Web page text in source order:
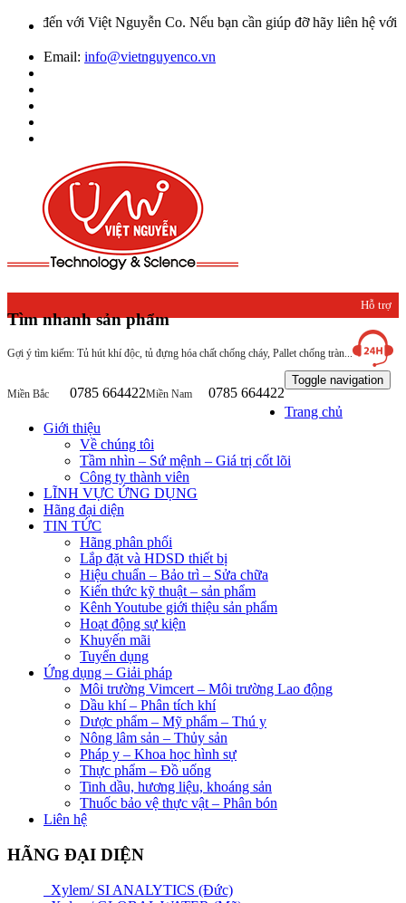
Nguyễn Co. Nếu bạn cần giúp đỡ hãy liên hệ với chúng tôi qua
Email: info@vietnguyenco.vn
Tìm nhanh sản phẩm
Gợi ý tìm kiếm: Tủ hút khí độc, tủ đựng hóa chất chống cháy, Pallet chống tràn...
Hỗ trợ
khách
hàng
Miền Bắc 0785 664422Miền Nam 0785 664422
Toggle navigation
Trang chủ
Giới thiệu
Về chúng tôi
Tầm nhìn – Sứ mệnh – Giá trị cốt lõi
Công ty thành viên
LĨNH VỰC ỨNG DỤNG
Hãng đại diện
TIN TỨC
Hãng phân phối
Lắp đặt và HDSD thiết bị
Hiệu chuẩn – Bảo trì – Sửa chữa
Kiến thức kỹ thuật – sản phẩm
Kênh Youtube giới thiệu sản phẩm
Hoạt động sự kiện
Khuyến mãi
Tuyển dụng
Ứng dụng – Giải pháp
Môi trường Vimcert – Môi trường Lao động
Dầu khí – Phân tích khí
Dược phẩm – Mỹ phẩm – Thú y
Nông lâm sản – Thủy sản
Pháp y – Khoa học hình sự
Thực phẩm – Đồ uống
Tinh dầu, hương liệu, khoáng sản
Thuốc bảo vệ thực vật – Phân bón
Liên hệ
HÃNG ĐẠI DIỆN
Xylem/ SI ANALYTICS (Đức)